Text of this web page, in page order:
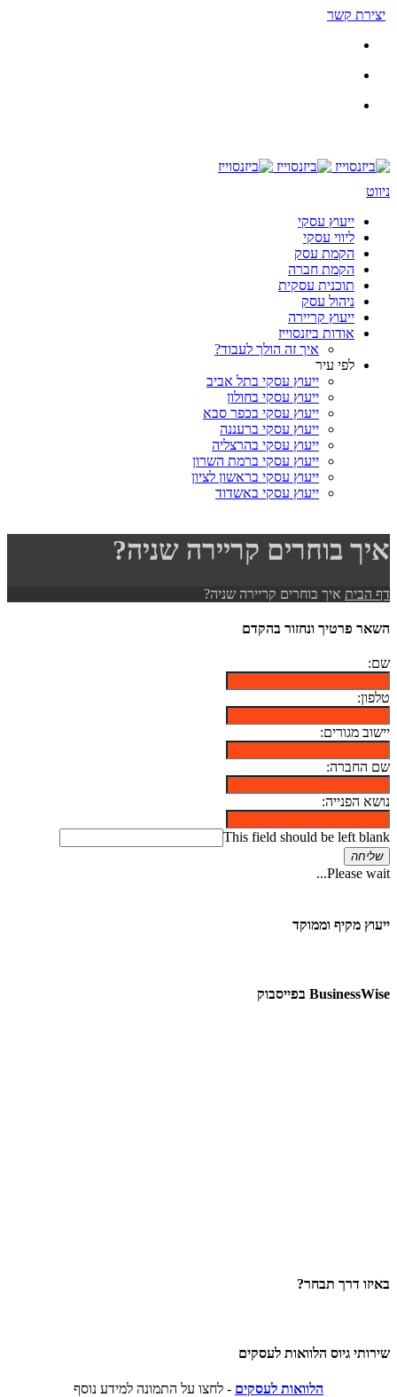
יצירת קשר
ניווט
ייעוץ עסקי
ליווי עסקי
הקמת עסק
הקמת חברה
תוכנית עסקית
ניהול עסק
ייעוץ קריירה
אודות ביזנסוייז
איך זה הולך לעבוד?
לפי עיר
ייעוץ עסקי בתל אביב
ייעוץ עסקי בחולון
ייעוץ עסקי בכפר סבא
ייעוץ עסקי ברעננה
ייעוץ עסקי בהרצליה
ייעוץ עסקי ברמת השרון
ייעוץ עסקי בראשון לציון
ייעוץ עסקי באשדוד
איך בוחרים קריירה שניה?
דף הבית איך בוחרים קריירה שניה?
השאר פרטיך ונחזור בהקדם
שם:
טלפון:
יישוב מגורים:
שם החברה:
נושא הפנייה:
This field should be left blank
שליחה
Please wait...
ייעוץ מקיף וממוקד
BusinessWise בפייסבוק
באיזו דרך תבחר?
שירותי גיוס הלוואות לעסקים
הלוואות לעסקים - לחצו על התמונה למידע נוסף